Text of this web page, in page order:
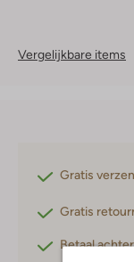
Vergelijkbare items
Gratis
Gratis
Betaal